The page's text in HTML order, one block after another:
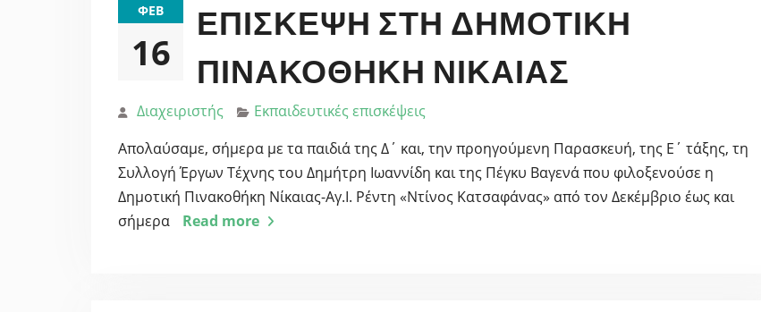
ΦΕΒ
16
ΕΠΊΣΚΕΨΗ ΣΤΗ ΔΗΜΟΤΙΚΉ
ΠΙΝΑΚΟΘΉΚΗ ΝΊΚΑΙΑΣ
Διαχειριστής
Εκπαιδευτικές επισκέψεις
Απολαύσαμε, σήμερα με τα παιδιά της Δ΄ και, την προηγούμενη Παρασκευή, της Ε΄ τάξης, τη
Συλλογή Έργων Τέχνης του Δημήτρη Ιωαννίδη και της Πέγκυ Βαγενά που φιλοξενούσε η
Δημοτική Πινακοθήκη Νίκαιας-Αγ.Ι. Ρέντη «Ντίνος Κατσαφάνας» από τον Δεκέμβριο έως και
σήμερα
Read more